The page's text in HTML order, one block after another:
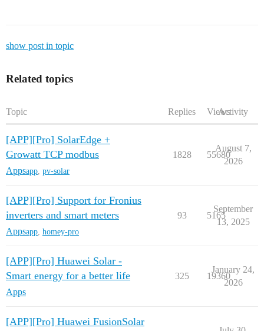
show post in topic
Related topics
Topic Replies ViewsActivity
[APP][Pro] SolarEdge +
Growatt TCP modbus
Appsapp pv-solar
1828 55680
August 7,
2026
[APP][Pro] Support for Fronius
inverters and smart meters
Appsapp homey-pro
93 5165
September
13, 2025
[APP][Pro] Huawei Solar -
Smart energy for a better life
Apps
325 19360
January 24,
2026
[APP][Pro] Huawei FusionSolar